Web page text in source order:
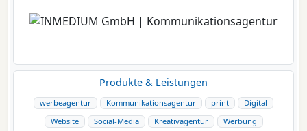
Produkte & Leistungen
werbeagentur Kommunikationsagentur print
Digital
Website
Social-Media Kreativagentur Werbung